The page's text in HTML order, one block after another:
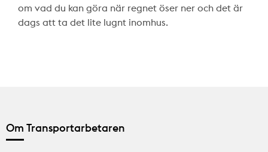
om vad du kan göra när regnet öser ner och det är
dags att ta det lite lugnt inomhus.
Om Transportarbetaren